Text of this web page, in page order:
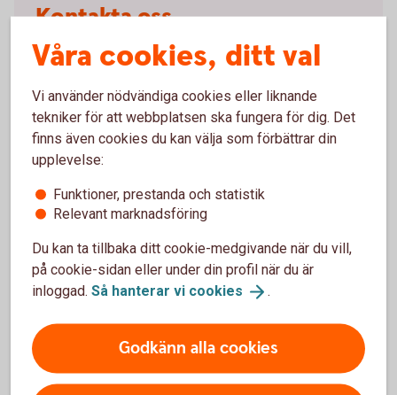
Kontakta oss
Klagomål och reklamationer
Om du inte ärnöjd
Om du har frågor
Våra cookies, ditt val
Vi använder nödvändiga cookies eller liknande
tekniker för att webbplatsen ska fungera för dig. Det
finns även cookies du kan välja som förbättrar din
upplevelse:
Funktioner, prestanda och statistik
Relevant marknadsföring
Du kan ta tillbaka ditt cookie-medgivande när du vill,
på cookie-sidan eller under din profil när du är
inloggad. Så hanterar vi cookies .
Godkänn alla cookies